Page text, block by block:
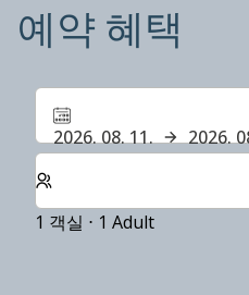
예약 혜택
2026. 08. 11.
2026.
숙박할 객실 및 게스트 수 선
1 객실 ⋅ 1 Adult